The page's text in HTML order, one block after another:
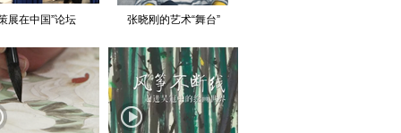
展在中国”论坛 张晓刚的艺术“舞台”